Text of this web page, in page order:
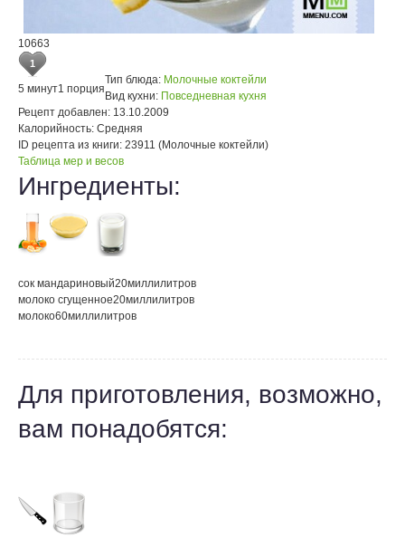
10663
1
5 минут1 порция
Тип блюда: Молочные коктейли
Вид кухни: Повседневная кухня
Рецепт добавлен: 13.10.2009
Калорийность: Средняя
ID рецепта из книги: 23911 (Молочные коктейли)
Таблица мер и весов
Ингредиенты:
сок мандариновый20миллилитров
молоко сгущенное20миллилитров
молоко60миллилитров
Для приготовления, возможно,
вам понадобятся: